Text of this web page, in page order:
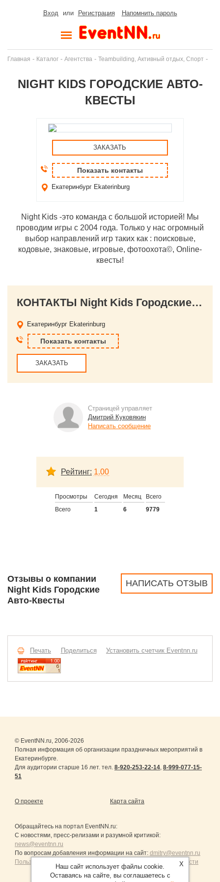
Вход или Регистрация Напомнить пароль
Главная - Каталог - Агентства - Teambuilding, Активный отдых, Спорт -
NIGHT KIDS ГОРОДСКИЕ АВТО-
КВЕСТЫ
ЗАКАЗАТЬ
Показать контакты
Екатеринбург Ekaterinburg
Night Kids -это команда с большой историей! Мы
проводим игры с 2004 года. Только у нас огромный
выбор направлений игр таких как : поисковые,
кодовые, знаковые, игровые, фотоохота©, Online-
квесты!
КОНТАКТЫ Night Kids Городские Авто-Квесты
Екатеринбург Ekaterinburg
Показать контакты
ЗАКАЗАТЬ
Страницей управляет
Дмитрий Куковякин
Написать сообщение
Рейтинг: 1.00
Просмотры Сегодня Месяц
Всего
Всего
1 6 9779
НАПИСАТЬ ОТЗЫВ
Отзывы о компании
Night Kids Городские
Авто-Квесты
Печать Поделиться Установить счетчик Eventnn.ru
© EventNN.ru, 2006-2026
Полная информация об организации праздничных мероприятий в
Екатеринбурге.
Для аудитории старше 16 лет. тел. 8-920-253-22-14 8-999-077-15-
51
О проекте Карта сайта
Обращайтесь на портал EventNN.ru:
С новостями, пресс-релизами и разумной критикой:
news@eventnn.ru
По вопросам добавления информации на сайт: dmitry@eventnn.ru
Пользовательское Соглашение и политика конфиденциальности
X
Наш сайт использует файлы cookie.
Оставаясь на сайте, вы соглашаетесь с